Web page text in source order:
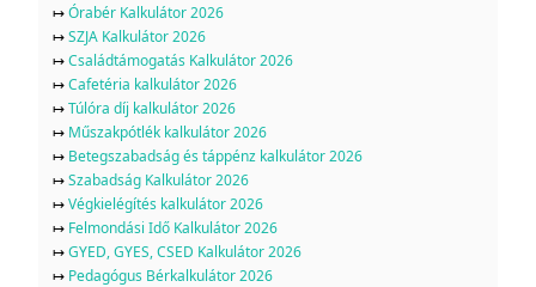
↦Órabér Kalkulátor 2026
↦SZJA Kalkulátor 2026
↦Családtámogatás Kalkulátor 2026
↦Cafetéria kalkulátor 2026
↦Túlóra díj kalkulátor 2026
↦ Műszakpótlék kalkulátor 2026
↦ Betegszabadság és táppénz kalkulátor 2026
↦Szabadság Kalkulátor 2026
↦Végkielégítés kalkulátor 2026
↦ Felmondási Idő Kalkulátor 2026
↦GYED, GYES, CSED Kalkulátor 2026
↦ Pedagógus Bérkalkulátor 2026